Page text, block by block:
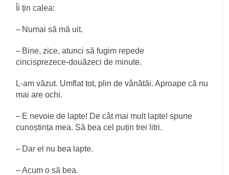
Îi țin calea:
– Numai să mă uit.
– Bine, zice, atunci să fugim repede
cincisprezece‑douăzeci de minute.
L‑am văzut. Umflat tot, plin de vânătăi. Aproape că nu
mai are ochi.
– E nevoie de lapte! De cât mai mult lapte! spune
cunoștința mea. Să bea cel puțin trei litri.
– Dar el nu bea lapte.
– Acum o să bea.